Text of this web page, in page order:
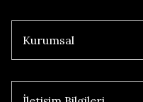
Kurumsal